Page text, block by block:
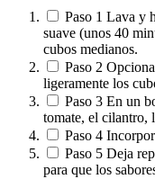
Paso 1 Lava y
suave (unos 40
cubos medianos.
Paso 2
ligeramente los
Paso 3 En un
tomate, el cilantro,
Paso 4
Paso 5 Deja
para que los